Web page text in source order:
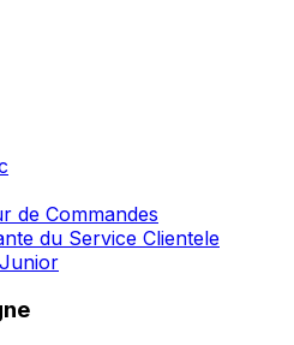
de Commandes
du Service Clientele